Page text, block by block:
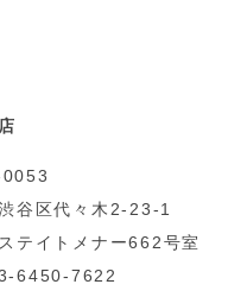
谷区代々木2-23-1
テイトメナー662号室
6450-7622